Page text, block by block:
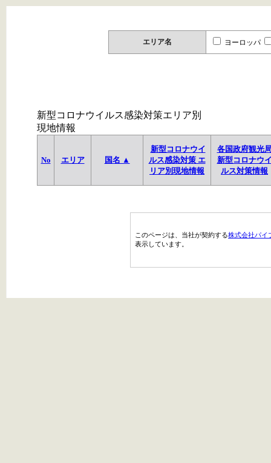
エリア名 ヨーロッパ
新型コロナウイルス感染対策エリア別
現地情報
No エリア 国名 ▲
新型コロナウイ
ルス感染対策 エ
リア別現地情報
各国政府観光
新型コロナウ
ルス対策情報
このページは、当社が契約する株式会社パイ
表示しています。